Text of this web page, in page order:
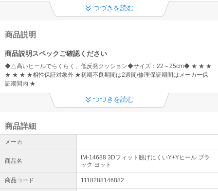
す。
つづきを読む
商品説明
商品説明スペックご確認ください
◆△高いヒールでらくらく、低反発クッション◆サイズ：22～25cm◆ ★ ★ ★
★ ★ ★ ★相性保証対象外 ★初期不良期間は2週間/修理保証期間はメーカー保
証期間内 ★
つづきを読む
商品詳細
メーカ
商品名
IM-14688 3Dフィット脱げにくいY+Yヒール ブラ
ック ヨット
商品コード 1118288146882